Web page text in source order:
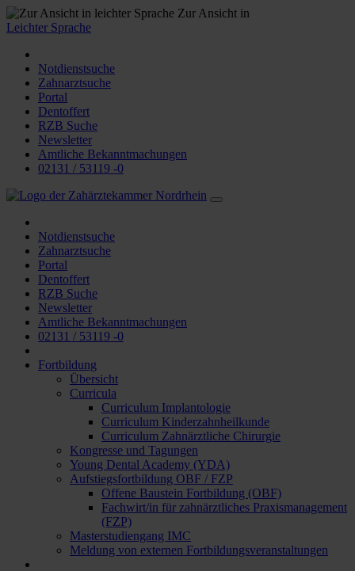
Zur Ansicht in
Leichter Sprache
Notdienstsuche
Zahnarztsuche
Portal
Dentoffert
RZB Suche
Newsletter
Amtliche Bekanntmachungen
02131 / 53119 -0
Notdienstsuche
Zahnarztsuche
Portal
Dentoffert
RZB Suche
Newsletter
Amtliche Bekanntmachungen
02131 / 53119 -0
Fortbildung
Übersicht
Curricula
Curriculum Implantologie
Curriculum Kinderzahnheilkunde
Curriculum Zahnärztliche Chirurgie
Kongresse und Tagungen
Young Dental Academy (YDA)
Aufstiegsfortbildung OBF / FZP
Offene Baustein Fortbildung (OBF)
Fachwirt/in für zahnärztliches Praxismanagement
(FZP)
Masterstudiengang IMC
Meldung von externen Fortbildungsveranstaltungen